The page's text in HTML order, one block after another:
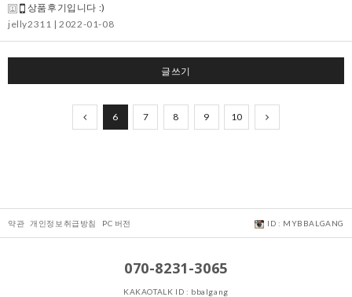
상품후기입니다 :)
jelly2311 | 2022-01-08
글쓰기
6 7 8 9 10
약관 개인정보취급방침 PC 버전 ID : MYBBALGANG
070-8231-3065
KAKAOTALK ID : bbalgang